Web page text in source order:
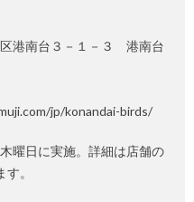
港南台３－１－３ 港南台
jp/konandai-birds/
曜日に実施。詳細は店舗の
。